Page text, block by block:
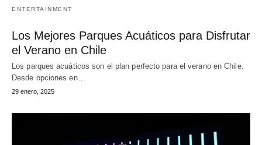
ENTERTAINMENT
Los Mejores Parques Acuáticos para Disfrutar
el Verano en Chile
Los parques acuáticos son el plan perfecto para el verano en Chile.
Desde opciones en…
29 enero, 2025